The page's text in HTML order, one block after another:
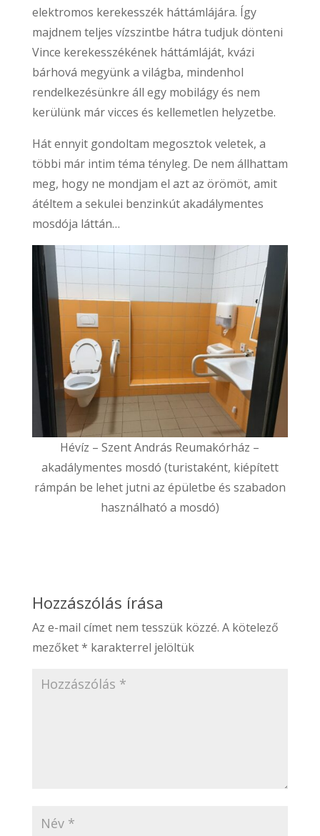
elektromos kerekesszék háttámlájára. Így
majdnem teljes vízszintbe hátra tudjuk dönteni
Vince kerekesszékének háttámláját, kvázi
bárhová megyünk a világba, mindenhol
rendelkezésünkre áll egy mobilágy és nem
kerülünk már vicces és kellemetlen helyzetbe.
Hát ennyit gondoltam megosztok veletek, a
többi már intim téma tényleg. De nem állhattam
meg, hogy ne mondjam el azt az örömöt, amit
átéltem a sekulei benzinkút akadálymentes
mosdója láttán…
Hévíz – Szent András Reumakórház –
akadálymentes mosdó (turistaként, kiépített
rámpán be lehet jutni az épületbe és szabadon
használható a mosdó)
Hozzászólás írása
Az e-mail címet nem tesszük közzé. A kötelező
mezőket* karakterrel jelöltük